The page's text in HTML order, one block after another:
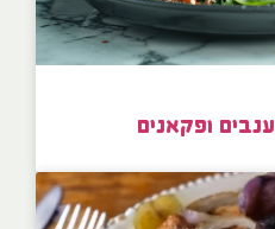
ופקאנים